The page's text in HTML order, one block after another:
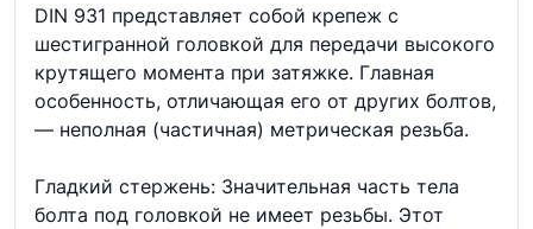
DIN 931 представляет собой крепеж с
шестигранной головкой для передачи высокого
крутящего момента при затяжке. Главная
особенность, отличающая его от других болтов,
— неполная (частичная) метрическая резьба.
Гладкий стержень: Значительная часть тела
болта под головкой не имеет резьбы. Этот